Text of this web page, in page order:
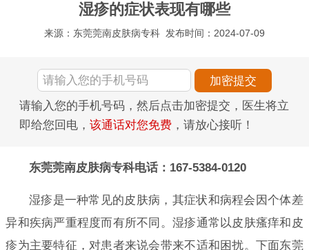
湿疹的症状表现有哪些
来源：东莞莞南皮肤病专科 发布时间：2024-07-09
请输入您的手机号码，然后点击加密提交，医生将立
即给您回电， 该通话对您免费 ，请放心接听！
东莞莞南皮肤病专科电话：167-5384-0120
湿疹是一种常见的皮肤病，其症状和病程会因个体差
异和疾病严重程度而有所不同。湿疹通常以皮肤瘙痒和皮
疹为主要特征，对患者来说会带来不适和困扰。下面东莞